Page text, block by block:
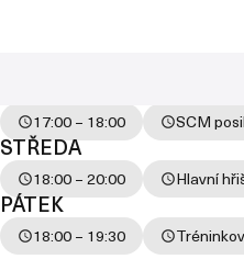
17:00 – 18:00 SCM
STŘEDA
18:00 – 20:00 Hlavní
PÁTEK
18:00 – 19:30